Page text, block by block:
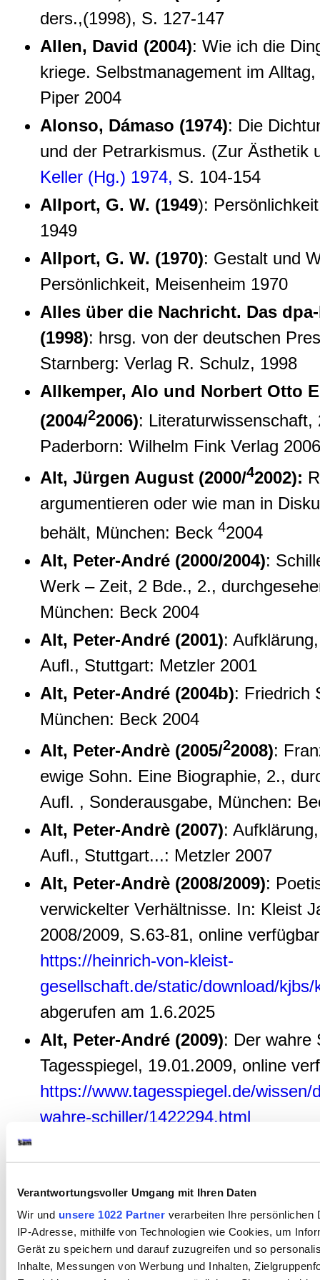
Verantwortungsvoller Umgang mit Ihren Daten
Wir und unsere 1022 Partnerverarbeiten Ihre persönlichen
IP-Adresse, mithilfe von Technologien wie Cookies, um
Gerät zu speichern und darauf zuzugreifen und so
Inhalte, Messungen von Werbung und Inhalten,
ders.,(1998), S. 127-147
Allen, David (2004): Wie ich die
kriege. Selbstmanagement im
Piper 2004
Alonso, Dámaso (1974): Die
und der Petrarkismus. (Zur Ästhetik
Keller (Hg.) 1974, S. 104-154
Allport, G. W. (1949):
1949
Allport, G. W. (1970): Gestalt und
Persönlichkeit, Meisenheim 1970
Alles über die Nachricht. Das
(1998): hrsg. von der deutschen
Starnberg: Verlag R. Schulz, 1998
Allkemper, Alo und Norbert Otto
(2004/22006): Literaturwissenschaft,
Paderborn: Wilhelm Fink Verlag 2006
Alt, Jürgen August (2000/42002):
argumentieren oder wie man in
behält, München: Beck 42004
Alt, Peter-André (2000/2004):
Werk – Zeit, 2 Bde., 2.,
München: Beck 2004
Alt, Peter-André (2001):
Aufl., Stuttgart: Metzler 2001
Alt, Peter-André (2004b): Friedrich
München: Beck 2004
Alt, Peter-Andrè (2005/22008):
ewige Sohn. Eine Biographie, 2.,
Aufl. , Sonderausgabe, München:
Alt, Peter-Andrè (2007):
Aufl., Stuttgart...: Metzler 2007
Alt, Peter-Andrè (2008/2009):
verwickelter Verhältnisse. In: Kleist
2008/2009, S.63-81, online
https://heinrich-von-kleist-
gesellschaft.de/static/download/
abgerufen am 1.6.2025
Alt, Peter-André (2009): Der wahre
Tagesspiegel, 19.01.2009, online
https://www.tagesspiegel.de/wissen/
wahre-schiller/1422294.html
Altick, R. (1965): Lives and letters:
literary biography in England and
Knopf 1965